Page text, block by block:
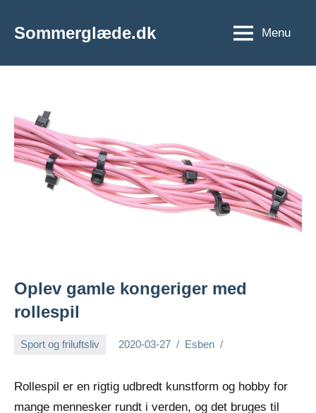
Sommerglæde.dk
Vi
sommer
og
sol
Menu
Oplev gamle kongeriger med
rollespil
Sport og friluftsliv 2020-03-27 Esben
Rollespil er en rigtig udbredt kunstform og hobby for
mange mennesker rundt i verden, og det bruges til